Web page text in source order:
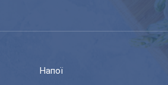
Напої